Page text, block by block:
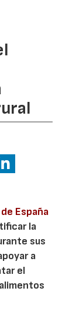
España
la
sus
a
el